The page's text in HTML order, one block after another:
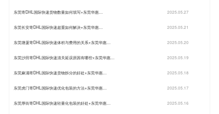
东莞寄DHL国际快递货物数量如何填写+东莞华惠… 2025.05.27
东莞长安寄DHL国际快递超重如何解决+东莞华惠… 2025.05.21
东莞塘厦寄DHL国际快递体积与费用的关系+东莞华惠… 2025.05.20
东莞沙田寄DHL国际快递清关延误原因有哪些+东莞华惠… 2025.05.19
东莞麻涌寄DHL国际快递货物拆分的好处+东莞华惠… 2025.05.18
东莞虎门寄DHL国际快递优化包装的方法+东莞华惠… 2025.05.17
东莞厚街寄DHL国际快递轻量化包装的好处+东莞华惠… 2025.05.16